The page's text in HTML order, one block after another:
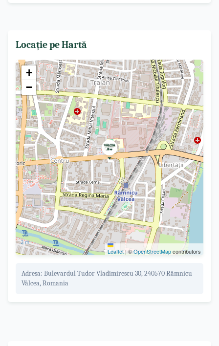
Locație pe Hartă
+
−
Leaflet|©OpenStreetMapcontributors
Adresa: Bulevardul Tudor Vladimirescu 30, 240570 Râmnicu
Vâlcea, Romania